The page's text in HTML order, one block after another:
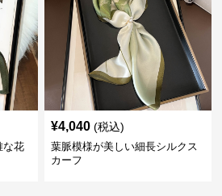
な花
¥4,040 (税込)
葉脈模様が美しい細長シルクス
カーフ